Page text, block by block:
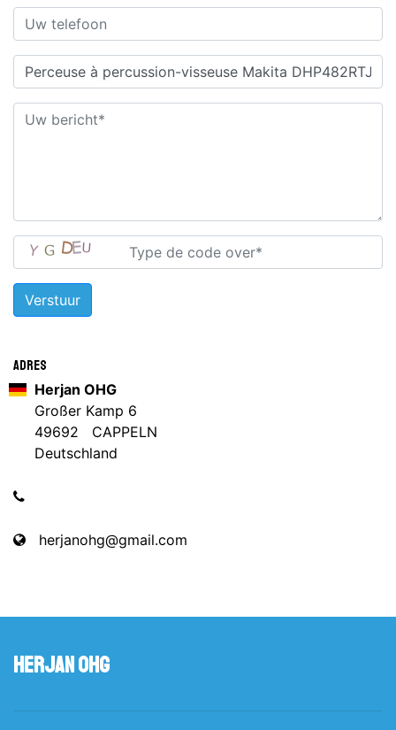
Verstuur
Adres
Herjan OHG
Großer Kamp 6
49692 CAPPELN
Deutschland
herjanohg@gmail.com
Herjan OHG